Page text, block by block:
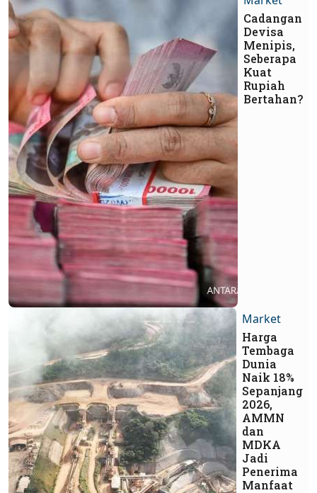
Cadangan
Devisa
Menipis,
Seberapa
Kuat
Rupiah
Bertahan?
Market
Harga
Tembaga
Dunia
Naik 18%
Sepanjang
2026,
AMMN
dan
MDKA
Jadi
Penerima
Manfaat